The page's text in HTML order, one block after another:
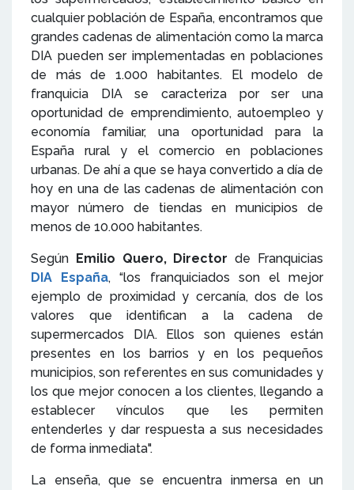
cualquier población de España, encontramos que
grandes cadenas de alimentación como la marca
DIA pueden ser implementadas en poblaciones
de más de 1.000 habitantes. El modelo de
franquicia DIA se caracteriza por ser una
oportunidad de emprendimiento, autoempleo y
economía familiar, una oportunidad para la
España rural y el comercio en poblaciones
urbanas. De ahí a que se haya convertido a día de
hoy en una de las cadenas de alimentación con
mayor número de tiendas en municipios de
menos de 10.000 habitantes.
Según Emilio Quero, Director de Franquicias
DIA España, “los franquiciados son el mejor
ejemplo de proximidad y cercanía, dos de los
valores que identifican a la cadena de
supermercados DIA. Ellos son quienes están
presentes en los barrios y en los pequeños
municipios, son referentes en sus comunidades y
los que mejor conocen a los clientes, llegando a
establecer vínculos que les permiten
entenderles y dar respuesta a sus necesidades
de forma inmediata".
La enseña, que se encuentra inmersa en un